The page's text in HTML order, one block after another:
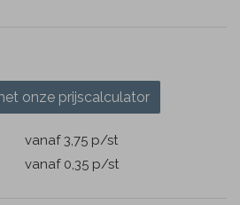
onze prijscalculator
vanaf 3,75 p/st
vanaf 0,35 p/st